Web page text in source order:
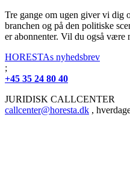
Tre gange om ugen giver vi dig
branchen og på den politiske
er abonnenter. Vil du også være
HORESTAs nyhedsbrev
;
+45 35 24 80 40
JURIDISK CALLCENTER
callcenter@horesta.dk ,